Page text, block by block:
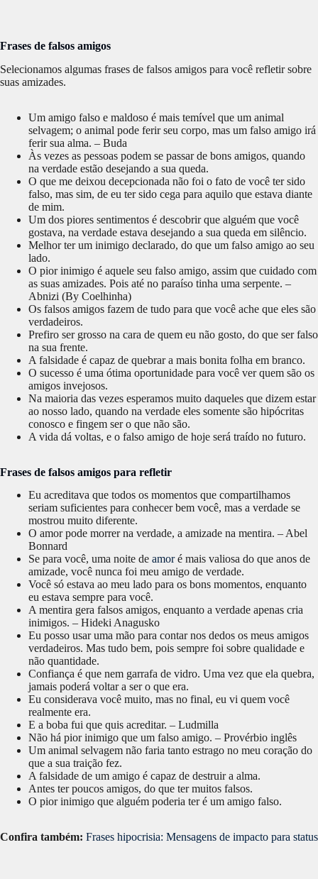
Frases de falsos amigos
Selecionamos algumas frases de falsos amigos para você refletir sobre
suas amizades.
Um amigo falso e maldoso é mais temível que um animal
selvagem; o animal pode ferir seu corpo, mas um falso amigo irá
ferir sua alma. – Buda
Às vezes as pessoas podem se passar de bons amigos, quando
na verdade estão desejando a sua queda.
O que me deixou decepcionada não foi o fato de você ter sido
falso, mas sim, de eu ter sido cega para aquilo que estava diante
de mim.
Um dos piores sentimentos é descobrir que alguém que você
gostava, na verdade estava desejando a sua queda em silêncio.
Melhor ter um inimigo declarado, do que um falso amigo ao seu
lado.
O pior inimigo é aquele seu falso amigo, assim que cuidado com
as suas amizades. Pois até no paraíso tinha uma serpente. –
Abnizi (By Coelhinha)
Os falsos amigos fazem de tudo para que você ache que eles são
verdadeiros.
Prefiro ser grosso na cara de quem eu não gosto, do que ser falso
na sua frente.
A falsidade é capaz de quebrar a mais bonita folha em branco.
O sucesso é uma ótima oportunidade para você ver quem são os
amigos invejosos.
Na maioria das vezes esperamos muito daqueles que dizem estar
ao nosso lado, quando na verdade eles somente são hipócritas
conosco e fingem ser o que não são.
A vida dá voltas, e o falso amigo de hoje será traído no futuro.
Frases de falsos amigos para refletir
Eu acreditava que todos os momentos que compartilhamos
seriam suficientes para conhecer bem você, mas a verdade se
mostrou muito diferente.
O amor pode morrer na verdade, a amizade na mentira. – Abel
Bonnard
Se para você, uma noite de amoré mais valiosa do que anos de
amizade, você nunca foi meu amigo de verdade.
Você só estava ao meu lado para os bons momentos, enquanto
eu estava sempre para você.
A mentira gera falsos amigos, enquanto a verdade apenas cria
inimigos. – Hideki Anagusko
Eu posso usar uma mão para contar nos dedos os meus amigos
verdadeiros. Mas tudo bem, pois sempre foi sobre qualidade e
não quantidade.
Confiança é que nem garrafa de vidro. Uma vez que ela quebra,
jamais poderá voltar a ser o que era.
Eu considerava você muito, mas no final, eu vi quem você
realmente era.
E a boba fui que quis acreditar. – Ludmilla
Não há pior inimigo que um falso amigo. – Provérbio inglês
Um animal selvagem não faria tanto estrago no meu coração do
que a sua traição fez.
A falsidade de um amigo é capaz de destruir a alma.
Antes ter poucos amigos, do que ter muitos falsos.
O pior inimigo que alguém poderia ter é um amigo falso.
Confira também: Frases hipocrisia: Mensagens de impacto para status